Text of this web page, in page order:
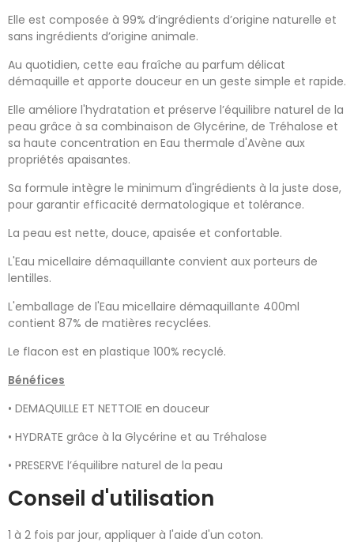
Elle est composée à 99% d’ingrédients d’origine naturelle et
sans ingrédients d’origine animale.
Au quotidien, cette eau fraîche au parfum délicat
démaquille et apporte douceur en un geste simple et rapide.
Elle améliore l'hydratation et préserve l’équilibre naturel de la
peau grâce à sa combinaison de Glycérine, de Tréhalose et
sa haute concentration en Eau thermale d'Avène aux
propriétés apaisantes.
Sa formule intègre le minimum d'ingrédients à la juste dose,
pour garantir efficacité dermatologique et tolérance.
La peau est nette, douce, apaisée et confortable.
L'Eau micellaire démaquillante convient aux porteurs de
lentilles.
L'emballage de l'Eau micellaire démaquillante 400ml
contient 87% de matières recyclées.
Le flacon est en plastique 100% recyclé.
Bénéfices
• DEMAQUILLE ET NETTOIE en douceur
• HYDRATE grâce à la Glycérine et au Tréhalose
• PRESERVE l’équilibre naturel de la peau
Conseil d'utilisation
1 à 2 fois par jour, appliquer à l'aide d'un coton.